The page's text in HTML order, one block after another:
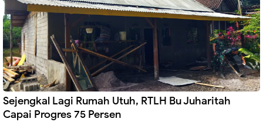
Sejengkal Lagi Rumah Utuh, RTLH Bu Juharitah
Capai Progres 75 Persen